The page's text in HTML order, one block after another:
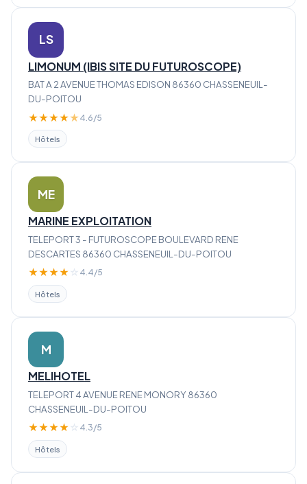
LS
LIMONUM (IBIS SITE DU FUTUROSCOPE)
BAT A 2 AVENUE THOMAS EDISON 86360 CHASSENEUIL-
DU-POITOU
★★★★★ 4.6/5
Hôtels
ME
MARINE EXPLOITATION
TELEPORT 3 - FUTUROSCOPE BOULEVARD RENE
DESCARTES 86360 CHASSENEUIL-DU-POITOU
★★★★ ☆ 4.4/5
Hôtels
M
MELIHOTEL
TELEPORT 4 AVENUE RENE MONORY 86360
CHASSENEUIL-DU-POITOU
★★★★ ☆ 4.3/5
Hôtels